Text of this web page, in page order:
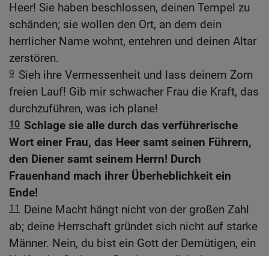
Heer! Sie haben beschlossen, deinen Tempel zu
schänden; sie wollen den Ort, an dem dein
herrlicher Name wohnt, entehren und deinen Altar
zerstören.
9 Sieh ihre Vermessenheit und lass deinem Zorn
freien Lauf! Gib mir schwacher Frau die Kraft, das
durchzuführen, was ich plane!
10 Schlage sie alle durch das verführerische
Wort einer Frau, das Heer samt seinen Führern,
den Diener samt seinem Herrn! Durch
Frauenhand mach ihrer Überheblichkeit ein
Ende!
11
Deine Macht hängt nicht von der großen Zahl
ab; deine Herrschaft gründet sich nicht auf starke
Männer. Nein, du bist ein Gott der Demütigen, ein